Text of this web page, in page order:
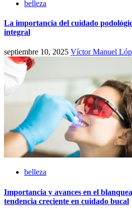
belleza
La importancia del cuidado
integral
septiembre 10, 2025 Víctor Manuel
belleza
Importancia y avances en el
tendencia creciente en cuidado bucal